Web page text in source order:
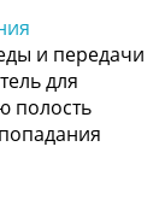
и передачи
для
полость